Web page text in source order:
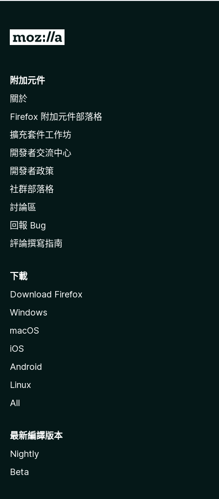
有
前
o
i
l
a
官
網
附加元件
關於
Firefox 附加元件部落格
擴充套件工作坊
開發者交流中心
開發者政策
社群部落格
討論區
回報 Bug
評論撰寫指南
下載
Download Firefox
Windows
macOS
iOS
Android
Linux
All
最新編譯版本
Nightly
Beta